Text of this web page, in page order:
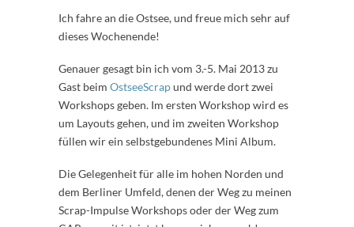
Ich fahre an die Ostsee, und freue mich sehr auf
dieses Wochenende!
Genauer gesagt bin ich vom 3.-5. Mai 2013 zu
Gast beim OstseeScrapund werde dort zwei
Workshops geben. Im ersten Workshop wird es
um Layouts gehen, und im zweiten Workshop
füllen wir ein selbstgebundenes Mini Album.
Die Gelegenheit für alle im hohen Norden und
dem Berliner Umfeld, denen der Weg zu meinen
Scrap-Impulse Workshops oder der Weg zum